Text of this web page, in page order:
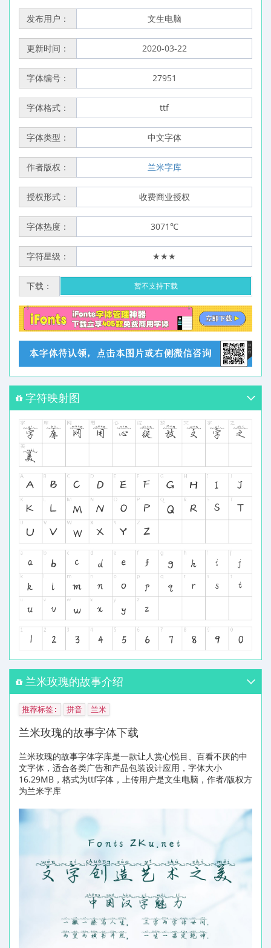
发布用户： 文生电脑
更新时间： 2020-03-22
字体编号： 27951
字体格式： ttf
字体类型： 中文字体
作者版权： 兰米字库
授权形式： 收费商业授权
字体热度： 3071℃
字符星级： ★★★
下载： 暂不支持下载
字符映射图
兰米玫瑰的故事介绍
推荐标签: 拼音 兰米
兰米玫瑰的故事字体下载
兰米玫瑰的故事字体字库是一款让人赏心悦目、百看不厌的中
文字体，适合各类广告和产品包装设计应用，字体大小
16.29MB，格式为ttf字体，上传用户是文生电脑，作者/版权方
为兰米字库